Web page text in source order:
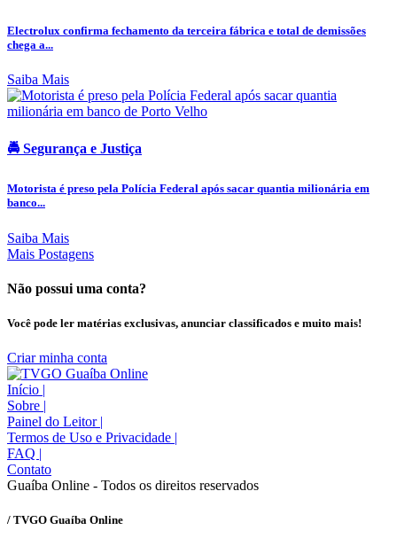
Electrolux confirma fechamento da terceira fábrica e total de demissões
chega a...
Saiba Mais
🚔 Segurança e Justiça
Motorista é preso pela Polícia Federal após sacar quantia milionária em
banco...
Saiba Mais
Mais Postagens
Não possui uma conta?
Você pode ler matérias exclusivas, anunciar classificados e muito mais!
Criar minha conta
Início |
Sobre |
Painel do Leitor |
Termos de Uso e Privacidade |
FAQ |
Contato
Guaíba Online - Todos os direitos reservados
/ TVGO Guaíba Online